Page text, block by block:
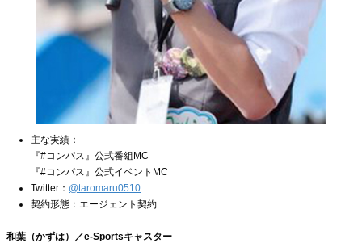
主な実績：
『#コンパス』公式番組MC
『#コンパス』公式イベントMC
Twitter： @taromaru0510
契約形態：エージェント契約
和葉（かずは）／e-Sportsキャスター